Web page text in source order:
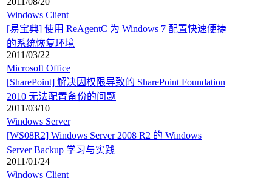
Windows Client
[易宝典] 使用 ReAgentC 为 Windows 7 配置快速便捷
的系统恢复环境
2011/03/22
Microsoft Office
[SharePoint] 解决因权限导致的 SharePoint Foundation
2010 无法配置备份的问题
2011/03/10
Windows Server
[WS08R2] Windows Server 2008 R2 的 Windows
Server Backup 学习与实践
2011/01/24
Windows Client